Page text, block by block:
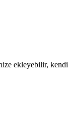
ekleyebilir,